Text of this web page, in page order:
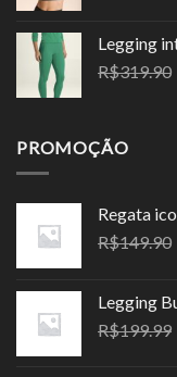
Legging
R$319.90
PROMOÇÃO
Regata
R$149.90
Legging
R$199.99